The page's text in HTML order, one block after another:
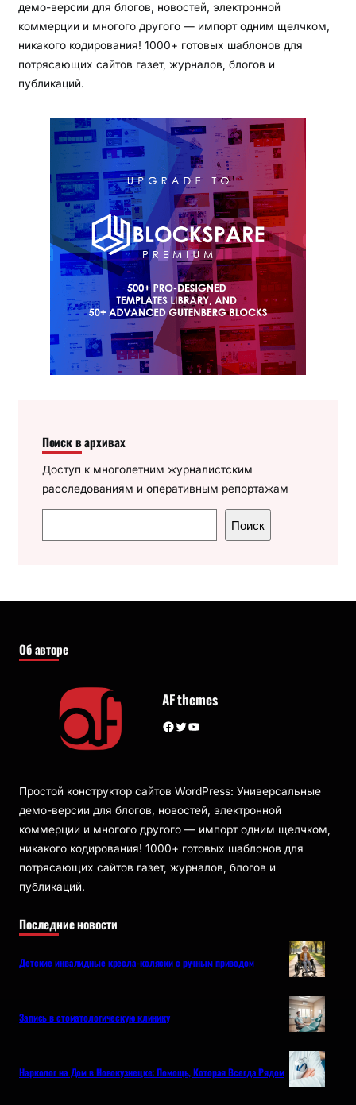
демо-версии для блогов, новостей, электронной
коммерции и многого другого — импорт одним щелчком,
никакого кодирования! 1000+ готовых шаблонов для
потрясающих сайтов газет, журналов, блогов и
публикаций.
Поиск в архивах
Доступ к многолетним журналистским
расследованиям и оперативным репортажам
о
к
Поиск
Об авторе
AF themes
Facebook Twitter YouTube
Простой конструктор сайтов WordPress: Универсальные
демо-версии для блогов, новостей, электронной
коммерции и многого другого — импорт одним щелчком,
никакого кодирования! 1000+ готовых шаблонов для
потрясающих сайтов газет, журналов, блогов и
публикаций.
Последние новости
Детские инвалидные кресла-коляски с ручным приводом
Запись в стоматологическую клинику
Нарколог на Дом в Новокузнецке: Помощь, Которая Всегда Рядом